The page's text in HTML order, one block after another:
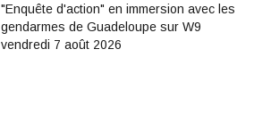
"Enquête d'action" en immersion avec les
gendarmes de Guadeloupe sur W9
vendredi 7 août 2026